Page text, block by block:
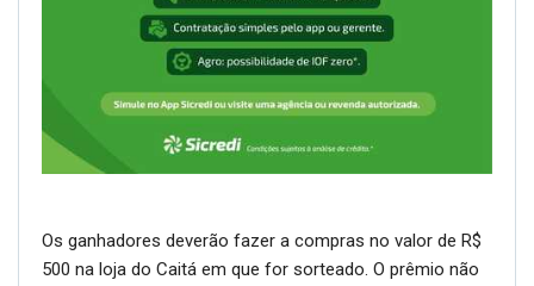
Os ganhadores deverão fazer a compras no valor de R$
500 na loja do Caitá em que for sorteado. O prêmio não